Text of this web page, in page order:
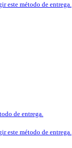
este método de entrega.
de entrega.
este método de entrega.